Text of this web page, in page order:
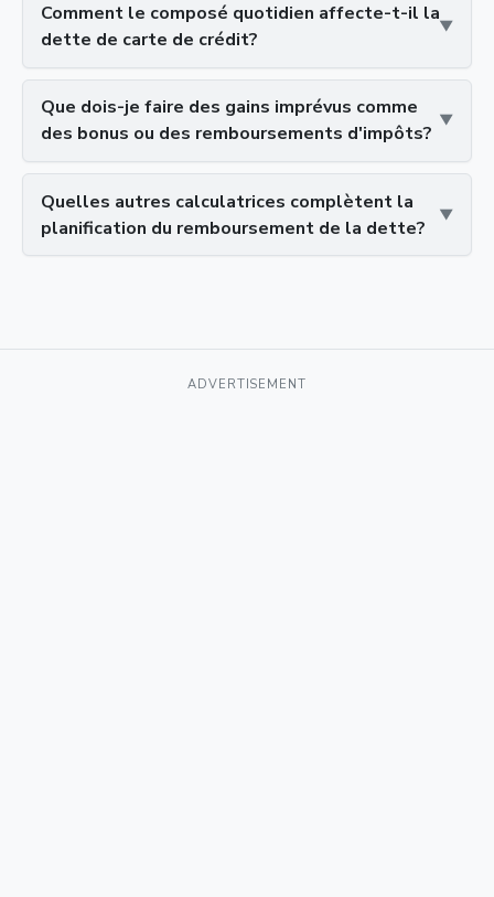
Comment le composé quotidien affecte-t-il la
dette de carte de crédit?
Que dois-je faire des gains imprévus comme
des bonus ou des remboursements d'impôts?
Quelles autres calculatrices complètent la
planification du remboursement de la dette?
ADVERTISEMENT